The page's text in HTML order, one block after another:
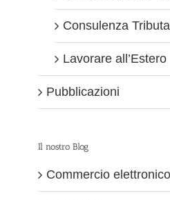
Consulenza
Lavorare all’Estero
Pubblicazioni
Il nostro Blog
Commercio elettronico